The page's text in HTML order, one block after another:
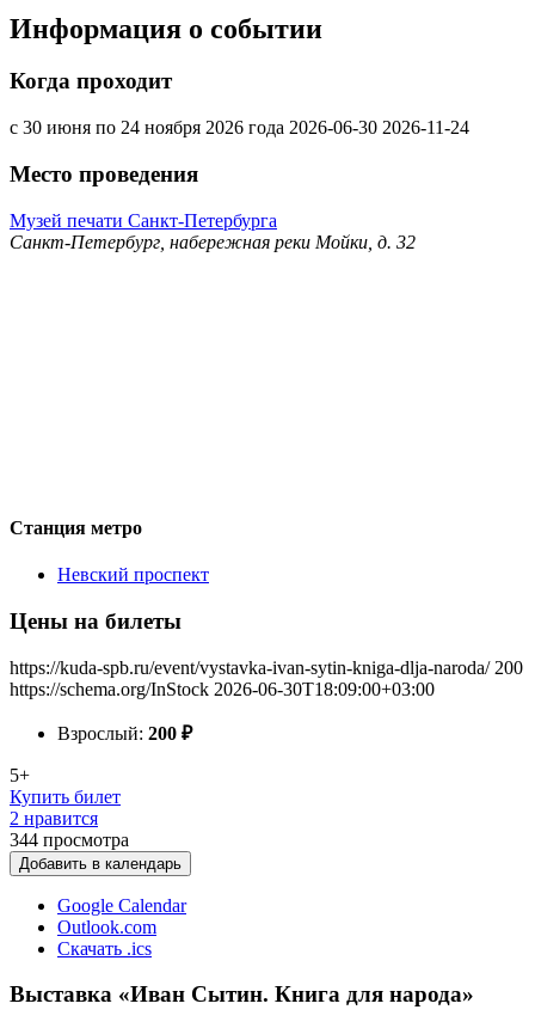
Информация о событии
Когда проходит
с 30 июня по 24 ноября 2026 года 2026-06-30 2026-11-24
Место проведения
Музей печати Санкт-Петербурга
Санкт-Петербург, набережная реки Мойки, д. 32
Станция метро
Невский проспект
Цены на билеты
https://kuda-spb.ru/event/vystavka-ivan-sytin-kniga-dlja-naroda/ 200
https://schema.org/InStock 2026-06-30T18:09:00+03:00
Взрослый: 200 ₽
5+
Купить билет
2 нравится
344 просмотра
Добавить в календарь
Google Calendar
Outlook.com
Скачать .ics
Выставка «Иван Сытин. Книга для народа»